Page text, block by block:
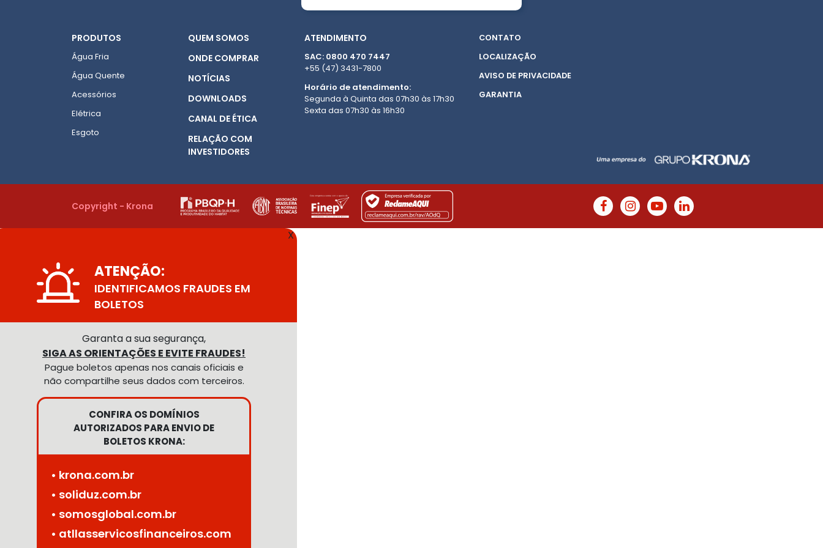
PRODUTOS
Água Fria
Água Quente
Acessórios
Elétrica
Esgoto
QUEM SOMOS
ONDE COMPRAR
NOTÍCIAS
DOWNLOADS
CANAL DE ÉTICA
RELAÇÃO COM
INVESTIDORES
ATENDIMENTO
SAC: 0800 470 7447
+55 (47) 3431-7800
Horário de atendimento:
Segunda à Quinta das 07h30 às 17h30
Sexta das 07h30 às 16h30
CONTATO
LOCALIZAÇÃO
AVISO DE PRIVACIDADE
GARANTIA
Copyright - Krona
X
ATENÇÃO:
IDENTIFICAMOS FRAUDES EM
BOLETOS
Garanta a sua segurança,
SIGA AS ORIENTAÇÕES E EVITE FRAUDES!
Pague boletos apenas nos canais oficiais e
não compartilhe seus dados com terceiros.
CONFIRA OS DOMÍNIOS
AUTORIZADOS PARA ENVIO DE
BOLETOS KRONA:
• krona.com.br
• soliduz.com.br
• somosglobal.com.br
• atllasservicosfinanceiros.com